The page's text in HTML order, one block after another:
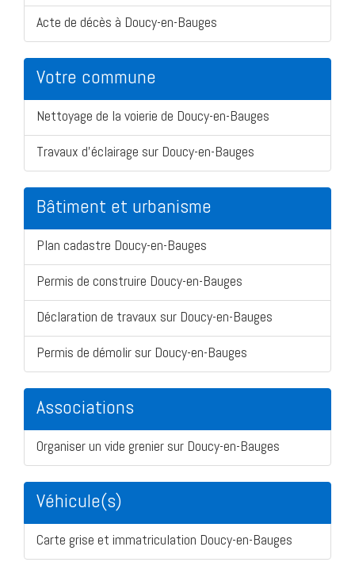
Acte de décès à Doucy-en-Bauges
Votre commune
Nettoyage de la voierie de Doucy-en-Bauges
Travaux d'éclairage sur Doucy-en-Bauges
Bâtiment et urbanisme
Plan cadastre Doucy-en-Bauges
Permis de construire Doucy-en-Bauges
Déclaration de travaux sur Doucy-en-Bauges
Permis de démolir sur Doucy-en-Bauges
Associations
Organiser un vide grenier sur Doucy-en-Bauges
Véhicule(s)
Carte grise et immatriculation Doucy-en-Bauges